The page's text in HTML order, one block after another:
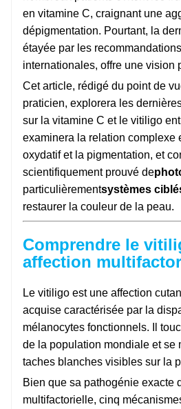
en vitamine C, craignant une
dépigmentation. Pourtant, la
étayée par les
internationales, offre une vision
Cet article, rédigé du point de
praticien, explorera les
sur la vitamine C et le vitiligo
examinera la relation complexe
oxydatif et la pigmentation, et
scientifiquement prouvé de
particulièrementsystèmes
restaurer la couleur de la peau.
Comprendre le
affection
Le vitiligo est une affection
acquise caractérisée par la
mélanocytes fonctionnels. Il
de la population mondiale et se
taches blanches visibles sur la
Bien que sa pathogénie exacte
multifactorielle, cinq